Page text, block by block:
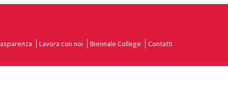
Lavora con noi Biennale College Contatti